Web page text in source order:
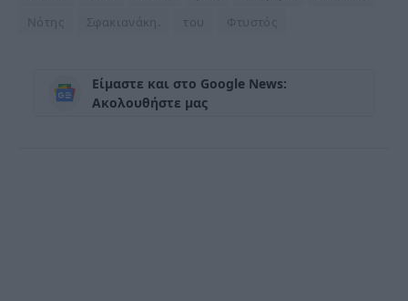
Νότης
Σφακιανάκη. του Φτυστός
Είμαστε και στο Google News:
Ακολουθήστε μας